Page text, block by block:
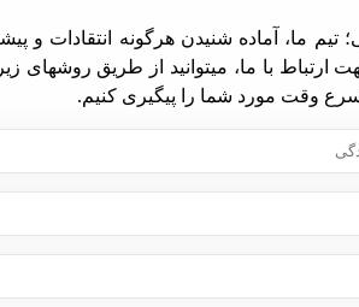
شنیدن هرگونه انتقادات و پیشنهادات
میتوانید از طریق روشهای زیر اقدام
شما را پیگیری کنیم.